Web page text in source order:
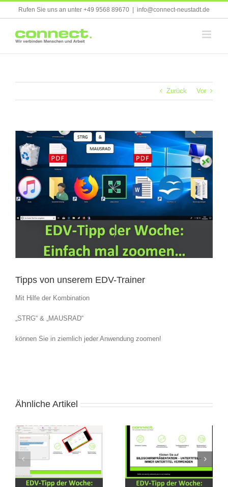
Rufen Sie uns an unter +49 9568 89670 info@connect-neustadt.de
Zurück Vor
Zeige
grösseres
Bild
Tipps von unserem EDV-Trainer
Mit Hilfe der Kombination
„STRG“ & „MAUSRAD“
können Sie in ziemlich jeder Anwendung zoomen!
Ähnliche Artikel
EDV-Trainer
Tipps von unserem